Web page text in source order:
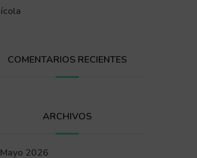
COMENTARIOS RECIENTES
ARCHIVOS
Mayo 2026